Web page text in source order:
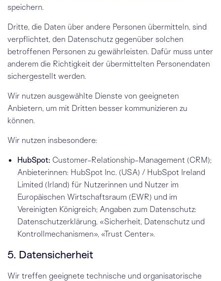
speichern.
Dritte, die Daten über andere Personen übermitteln, sind
verpflichtet, den Datenschutz gegenüber solchen
betroffenen Personen zu gewährleisten. Dafür muss unter
anderem die Richtigkeit der übermittelten Personendaten
sichergestellt werden.
Wir nutzen ausgewählte Dienste von geeigneten
Anbietern, um mit Dritten besser kommunizieren zu
können.
Wir nutzen insbesondere:
HubSpot: Customer-Relationship-Management (CRM);
Anbieterinnen: HubSpot Inc. (USA) / HubSpot Ireland
Limited (Irland) für Nutzerinnen und Nutzer im
Europäischen Wirtschafts­raum (EWR) und im
Vereinigten Königreich; Angaben zum Datenschutz:
Datenschutzerklärung, «Sicherheit, Datenschutz und
Kontrollmechanismen», «Trust Center».
5. Datensicherheit
Wir treffen geeignete technische und organisatorische